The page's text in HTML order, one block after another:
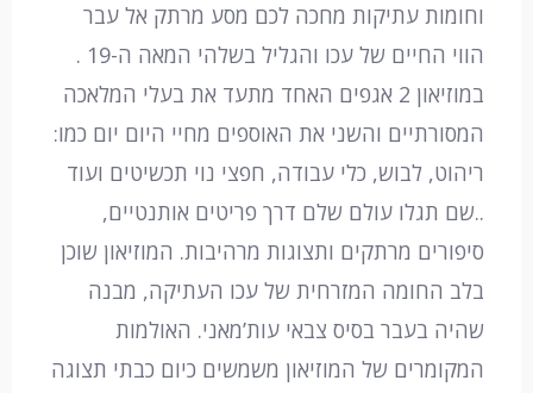
וחומות עתיקות מחכה לכם מסע מרתק אל עבר
הווי החיים של עכו והגליל בשלהי המאה ה-19 .
במוזיאון 2 אגפים האחד מתעד את בעלי המלאכה
המסורתיים והשני את האוספים מחיי היום יום כמו:
ריהוט, לבוש, כלי עבודה, חפצי נוי תכשיטים ועוד
..שם תגלו עולם שלם דרך פריטים אותנטיים,
סיפורים מרתקים ותצוגות מרהיבות. המוזיאון שוכן
בלב החומה המזרחית של עכו העתיקה, מבנה
שהיה בעבר בסיס צבאי עות’מאני. האולמות
המקומרים של המוזיאון משמשים כיום כבתי תצוגה